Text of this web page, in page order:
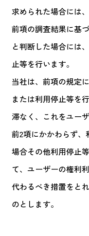
求められた場合には
前項の調査結果に基
と判断した場合には
止等を行います。
当社は、前項の規定
または利用停止等を
滞なく、これをユー
前2項にかかわらず、
場合その他利用停止
て、ユーザーの権利
代わるべき措置をと
のとします。